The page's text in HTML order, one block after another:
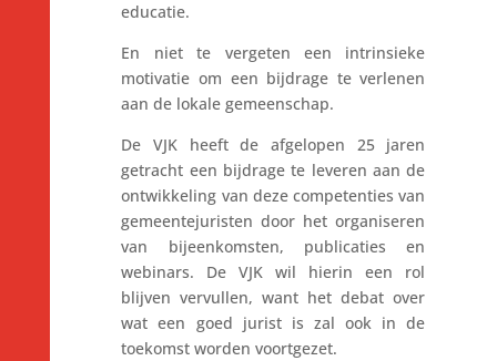
educatie.
En niet te vergeten een intrinsieke
motivatie om een bijdrage te verlenen
aan de lokale gemeenschap.
De VJK heeft de afgelopen 25 jaren
getracht een bijdrage te leveren aan de
ontwikkeling van deze competenties van
gemeentejuristen door het organiseren
van bijeenkomsten, publicaties en
webinars. De VJK wil hierin een rol
blijven vervullen, want het debat over
wat een goed jurist is zal ook in de
toekomst worden voortgezet.